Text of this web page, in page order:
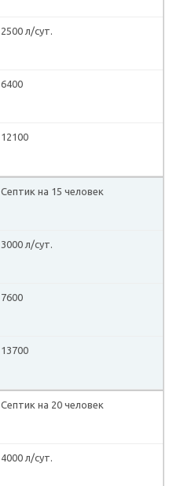
2500 л/сут.
6400
12100
Септик на 15 человек
3000 л/сут.
7600
13700
Септик на 20 человек
4000 л/сут.